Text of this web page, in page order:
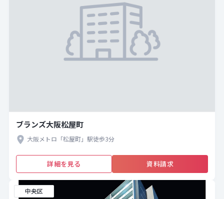
ブランズ大阪松屋町
大阪メトロ「松屋町」駅徒歩3分
詳細を見る 資料請求
中央区